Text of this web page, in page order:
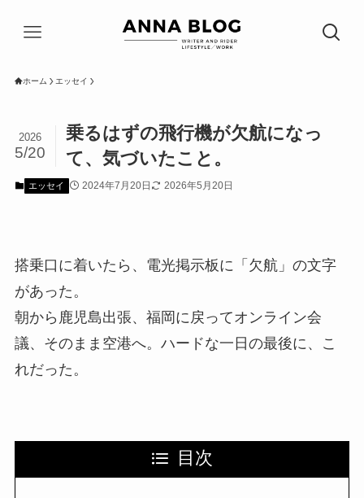
ホーム エッセイ
乗るはずの飛行機が欠航になっ
て、気づいたこと。
2026
5/20
エッセイ 2024年7月20日 2026年5月20日
搭乗口に着いたら、電光掲示板に「欠航」の文字
があった。
朝から鹿児島出張、福岡に戻ってオンライン会
議、そのまま空港へ。ハードな一日の最後に、こ
れだった。
目次